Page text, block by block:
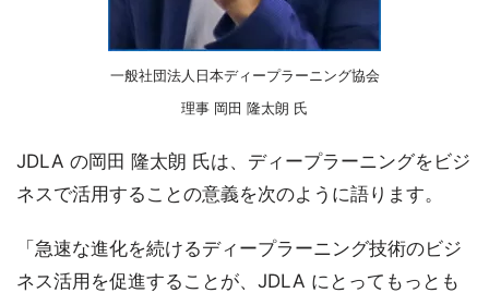
一般社団法人日本ディープラーニング協会
理事 岡田 隆太朗 氏
JDLA の岡田 隆太朗 氏は、ディープラーニングをビジ
ネスで活用することの意義を次のように語ります。
「急速な進化を続けるディープラーニング技術のビジ
ネス活用を促進することが、JDLA にとってもっとも